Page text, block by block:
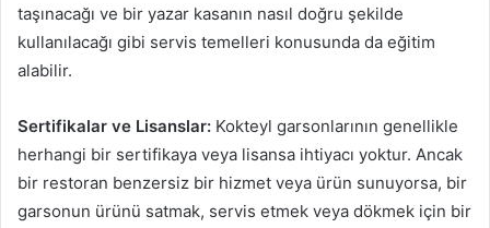
taşınacağı ve bir yazar kasanın nasıl doğru şekilde
kullanılacağı gibi servis temelleri konusunda da eğitim
alabilir.
Sertifikalar ve Lisanslar: Kokteyl garsonlarının genellikle
herhangi bir sertifikaya veya lisansa ihtiyacı yoktur. Ancak
bir restoran benzersiz bir hizmet veya ürün sunuyorsa, bir
garsonun ürünü satmak, servis etmek veya dökmek için bir